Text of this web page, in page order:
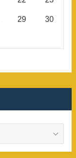
29 30